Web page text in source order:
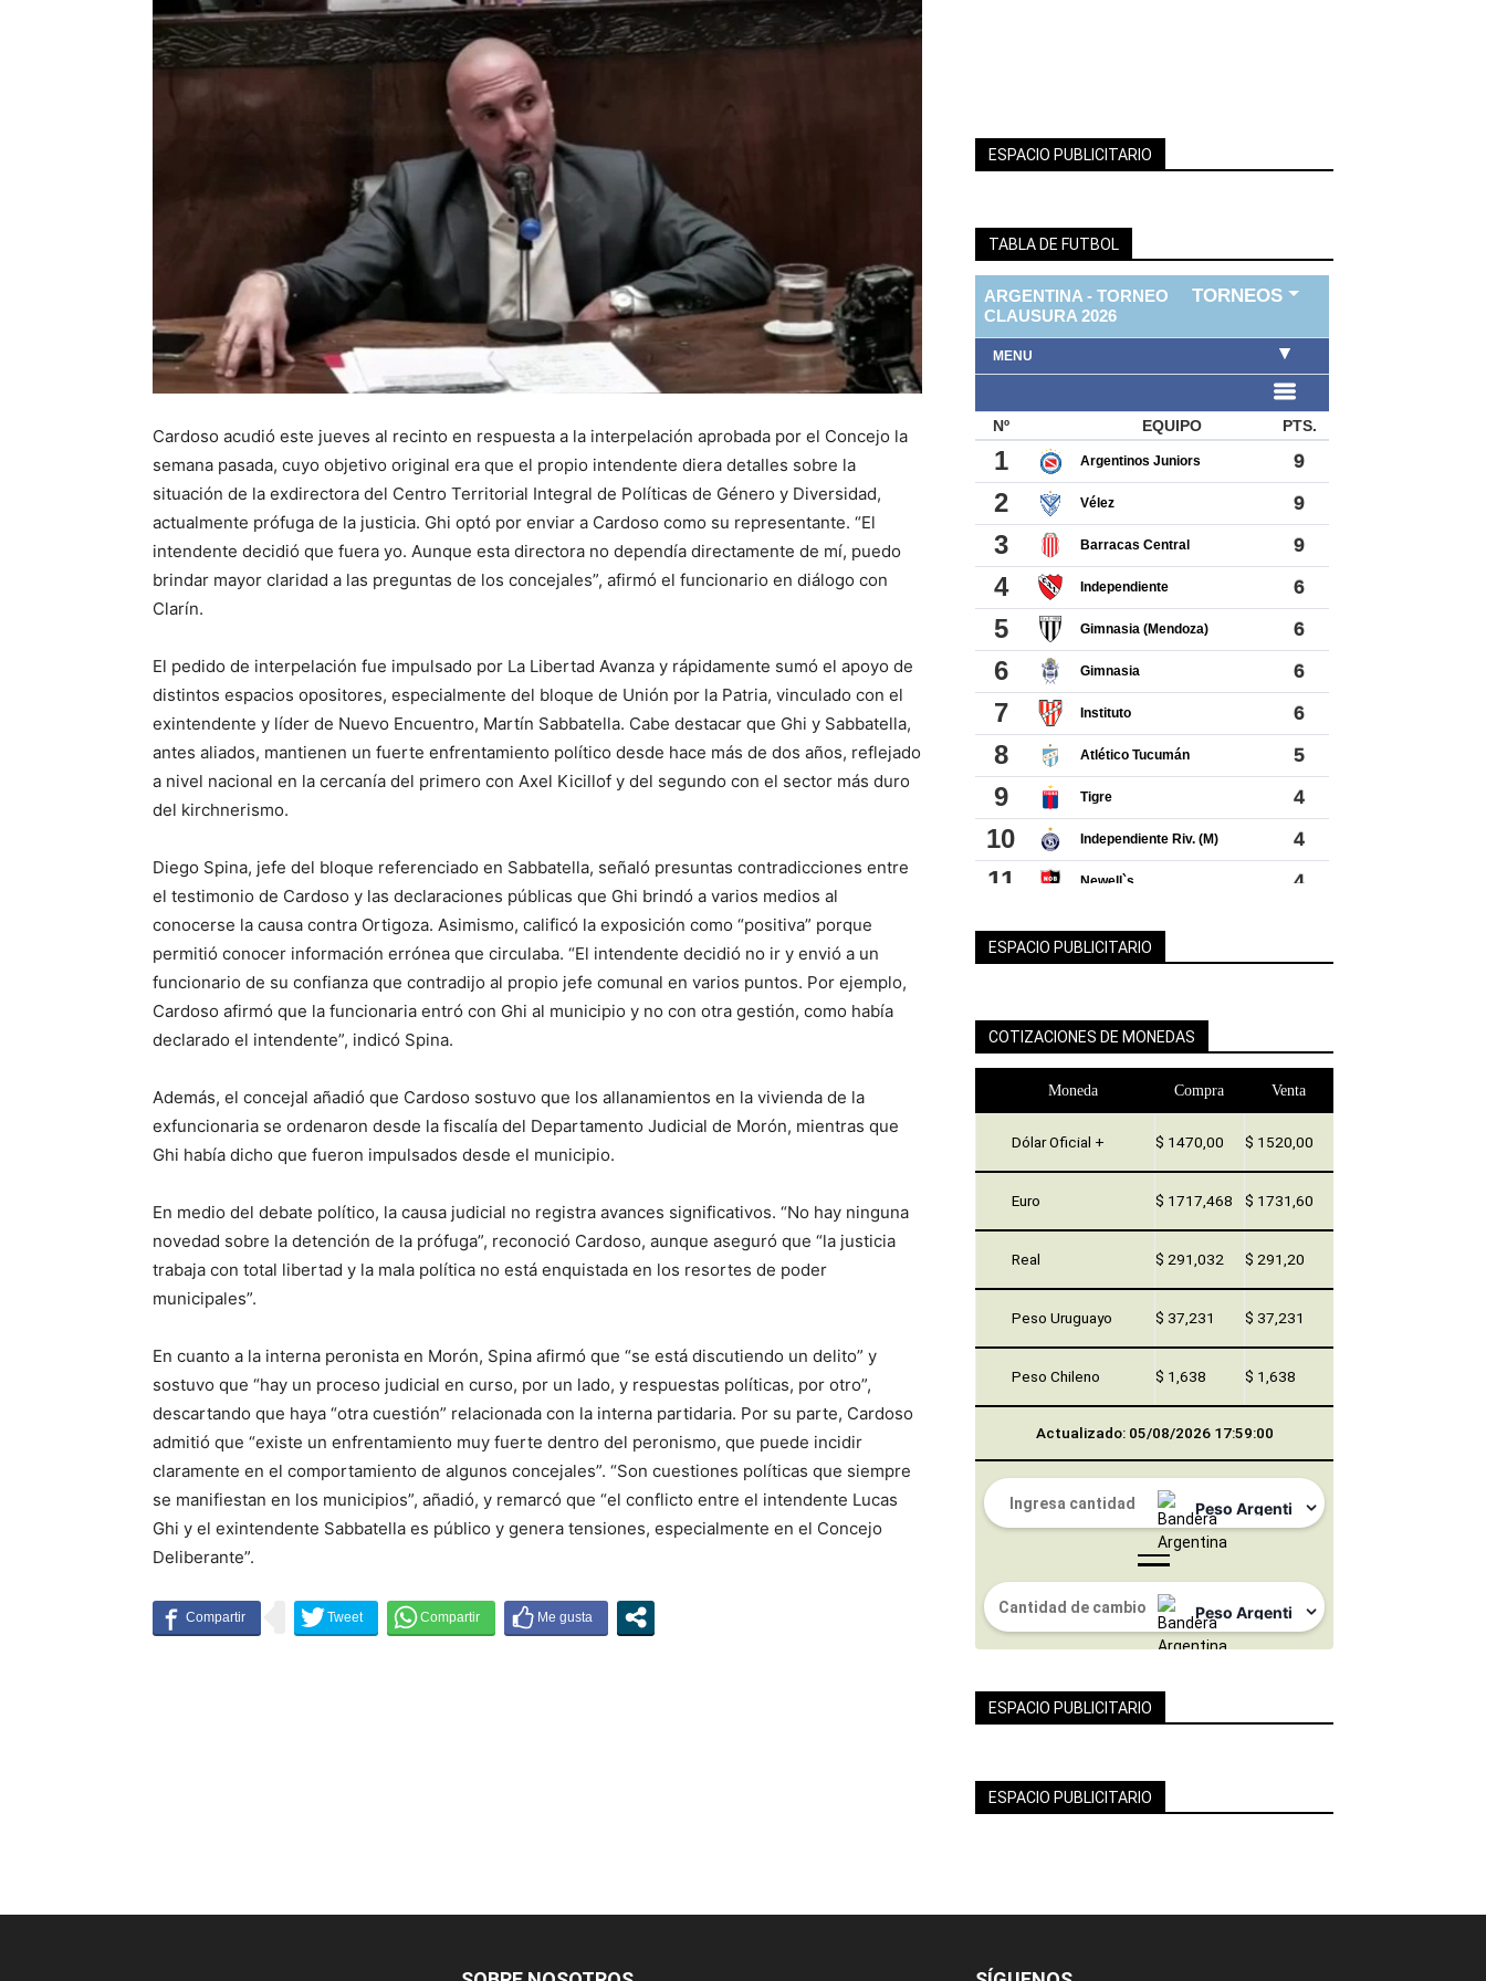
Cardoso acudió este jueves al recinto en respuesta a la interpelación aprobada por el Concejo la
semana pasada, cuyo objetivo original era que el propio intendente diera detalles sobre la
situación de la exdirectora del Centro Territorial Integral de Políticas de Género y Diversidad,
actualmente prófuga de la justicia. Ghi optó por enviar a Cardoso como su representante. “El
intendente decidió que fuera yo. Aunque esta directora no dependía directamente de mí, puedo
brindar mayor claridad a las preguntas de los concejales”, afirmó el funcionario en diálogo con
Clarín.
El pedido de interpelación fue impulsado por La Libertad Avanza y rápidamente sumó el apoyo de
distintos espacios opositores, especialmente del bloque de Unión por la Patria, vinculado con el
exintendente y líder de Nuevo Encuentro, Martín Sabbatella. Cabe destacar que Ghi y Sabbatella,
antes aliados, mantienen un fuerte enfrentamiento político desde hace más de dos años, reflejado
a nivel nacional en la cercanía del primero con Axel Kicillof y del segundo con el sector más duro
del kirchnerismo.
Diego Spina, jefe del bloque referenciado en Sabbatella, señaló presuntas contradicciones entre
el testimonio de Cardoso y las declaraciones públicas que Ghi brindó a varios medios al
conocerse la causa contra Ortigoza. Asimismo, calificó la exposición como “positiva” porque
permitió conocer información errónea que circulaba. “El intendente decidió no ir y envió a un
funcionario de su confianza que contradijo al propio jefe comunal en varios puntos. Por ejemplo,
Cardoso afirmó que la funcionaria entró con Ghi al municipio y no con otra gestión, como había
declarado el intendente”, indicó Spina.
Además, el concejal añadió que Cardoso sostuvo que los allanamientos en la vivienda de la
exfuncionaria se ordenaron desde la fiscalía del Departamento Judicial de Morón, mientras que
Ghi había dicho que fueron impulsados desde el municipio.
En medio del debate político, la causa judicial no registra avances significativos. “No hay ninguna
novedad sobre la detención de la prófuga”, reconoció Cardoso, aunque aseguró que “la justicia
trabaja con total libertad y la mala política no está enquistada en los resortes de poder
municipales”.
En cuanto a la interna peronista en Morón, Spina afirmó que “se está discutiendo un delito” y
sostuvo que “hay un proceso judicial en curso, por un lado, y respuestas políticas, por otro”,
descartando que haya “otra cuestión” relacionada con la interna partidaria. Por su parte, Cardoso
admitió que “existe un enfrentamiento muy fuerte dentro del peronismo, que puede incidir
claramente en el comportamiento de algunos concejales”. “Son cuestiones políticas que siempre
se manifiestan en los municipios”, añadió, y remarcó que “el conflicto entre el intendente Lucas
Ghi y el exintendente Sabbatella es público y genera tensiones, especialmente en el Concejo
Deliberante”.
ESPACIO PUBLICITARIO
TABLA DE FUTBOL
ESPACIO PUBLICITARIO
COTIZACIONES DE MONEDAS
Moneda Compra Venta
Dólar Oficial + $ 1470,00 $ 1520,00
Euro $ 1717,468 $ 1731,60
Real $ 291,032 $ 291,20
Peso Uruguayo $ 37,231 $ 37,231
Peso Chileno $ 1,638 $ 1,638
Actualizado: 05/08/2026 17:59:00
ESPACIO PUBLICITARIO
ESPACIO PUBLICITARIO